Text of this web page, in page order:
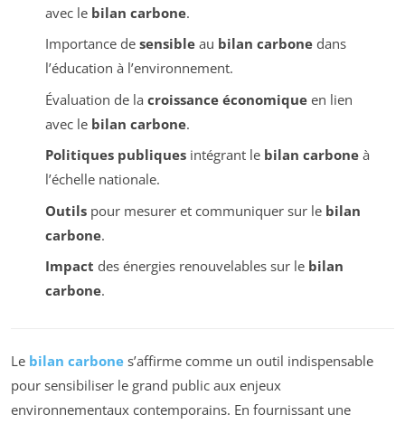
avec le bilan carbone.
Importance de sensibleau bilan carbonedans
l’éducation à l’environnement.
Évaluation de la croissance économiqueen lien
avec le bilan carbone.
Politiques publiquesintégrant le bilan carboneà
l’échelle nationale.
Outilspour mesurer et communiquer sur le bilan
carbone.
Impact des énergies renouvelables sur le bilan
carbone.
Le bilan carbone s’affirme comme un outil indispensable
pour sensibiliser le grand public aux enjeux
environnementaux contemporains. En fournissant une